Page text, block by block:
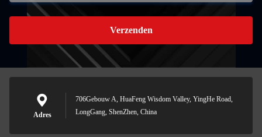
Verzenden
Adres
706Gebouw A, HuaFeng Wisdom Valley, YingHe Road,
LongGang, ShenZhen, China